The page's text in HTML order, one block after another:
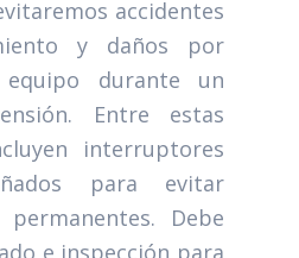
accidentes
y daños por
durante un
Entre estas
interruptores
para evitar
Debe